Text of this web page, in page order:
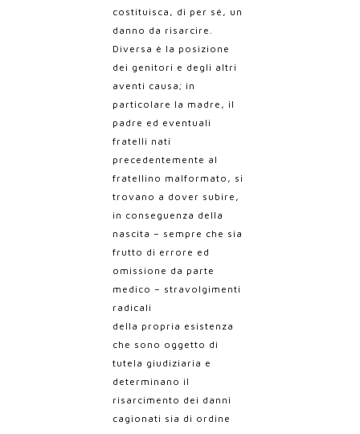
costituisca, di per sé, un
danno da risarcire.
Diversa è la posizione
dei genitori e degli altri
aventi causa; in
particolare la madre, il
padre ed eventuali
fratelli nati
precedentemente al
fratellino malformato, si
trovano a dover subire,
in conseguenza della
nascita – sempre che sia
frutto di errore ed
omissione da parte
medico – stravolgimenti
radicali
della propria esistenza
che sono oggetto di
tutela giudiziaria e
determinano il
risarcimento dei danni
cagionati sia di ordine